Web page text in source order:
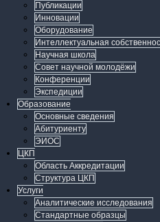
Публикации
Инновации
Оборудование
Интеллектуальная
Научная школа
Совет научной молодёжи
Конференции
Экспедиции
Образование
Основные сведения
Абитуриенту
ЭИОС
ЦКП
Область Аккредитации
Структура ЦКП
Услуги
Аналитические исследования
Стандартные образцы